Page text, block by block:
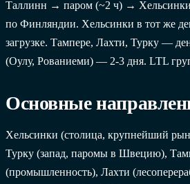
Таллинн → паром (~2 ч) →
по Финляндии. Хельсинки в тот же
загрузке. Тампере, Лахти, Турку —
(Оулу, Рованиеми) — 2-3 дня. LTL
Основные
Хельсинки (столица, крупнейший
Турку (запад, паромы в Швецию),
(промышленность), Лахти